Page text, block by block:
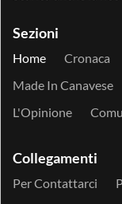
Sezioni
Home Cronaca
Made In Canavese
L'Opinione
Collegamenti
Per Contattarci